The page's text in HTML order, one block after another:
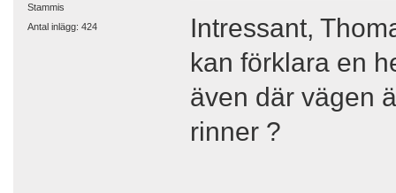
Stammis
Antal inlägg: 424
Intressant,
kan förklara en
även där vägen
rinner ?